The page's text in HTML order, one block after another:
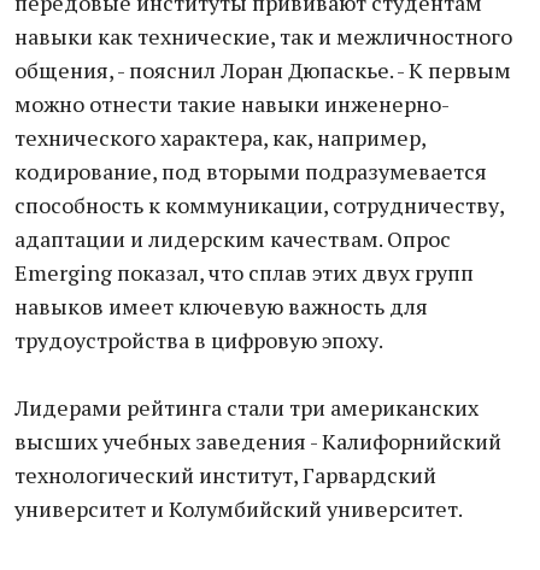
навыки как технические, так и межличностного
общения, - пояснил Лоран Дюпаскье. - К первым
можно отнести такие навыки инженерно-
технического характера, как, например,
кодирование, под вторыми подразумевается
способность к коммуникации, сотрудничеству,
адаптации и лидерским качествам. Опрос
Emerging показал, что сплав этих двух групп
навыков имеет ключевую важность для
трудоустройства в цифровую эпоху.
Лидерами рейтинга стали три американских
высших учебных заведения - Калифорнийский
технологический институт, Гарвардский
университет и Колумбийский университет.